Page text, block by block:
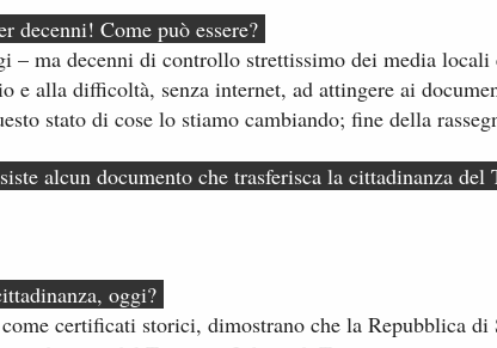
decenni! Come può essere?
– ​ma decenni di controllo strettissimo dei media locali
e ​al​la difficoltà, senza internet, ​ad attingere ai
stato di cose lo stiamo cambiando; fine della
alcun documento che trasferisca la cittadinanza
oggi?
certificati storici, dimostrano che la Repubblica di